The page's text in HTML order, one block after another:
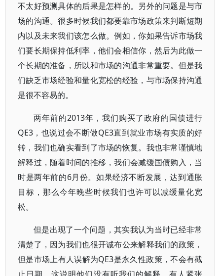
不太好预测具体的后果是怎样的。另外的问题是与市
场的沟通。很多时候我们都要靠市场政策来判断短期
内以及未来我们该怎么做。例如，你如果告诉市场我
们要长期保持低利率，他们会相信你，然后为此做一
个长期的准备，所以和市场的沟通非常重要。但是我
们缺乏市场经验和量化宽松的经验，与市场保持沟通
是很不容易的。
两年前的2013年，我们购买了政府的国债进行
QE3，也说过会不断做QE3直到就业市场有实质的好
转，我们也确实看到了市场的恢复。我也非常谨慎地
解释过，随着时间的推移，我们会减缓国债购入，当
时是两年前的6月份。如果经济不断发展，达到通胀
目标，那么今年晚些时候我们也许可以减缓量化宽
松。
但是出现了一个问题，其实我认为当时已经非常
清楚了，因为我们也很开诚布公来解释我们的政策，
但是市场上有人误解为QE3是永久性政策，不会有截